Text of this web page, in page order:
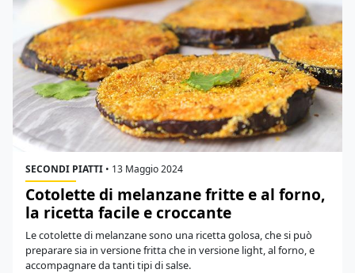
SECONDI PIATTI • 13 Maggio 2024
Cotolette di melanzane fritte e al forno,
la ricetta facile e croccante
Le cotolette di melanzane sono una ricetta golosa, che si può
preparare sia in versione fritta che in versione light, al forno, e
accompagnare da tanti tipi di salse.